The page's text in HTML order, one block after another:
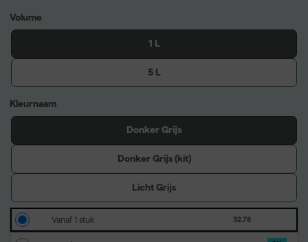
Volume
1 L
5 L
Kleurnaam
Donker Grijs
Donker Grijs (kit)
Licht Grijs
Vanaf 1 stuk 32.78